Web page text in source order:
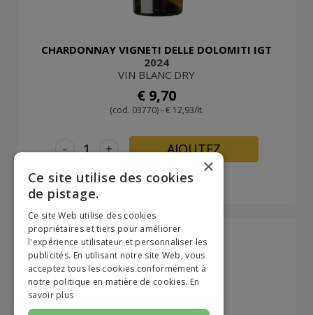
CHARDONNAY VIGNETI DELLE DOLOMITI IGT
2024
VIN BLANC DRY
€ 9,70
(cod. 03770) - € 12,93/lt.
+
- AJOUTEZ
×
Ce site utilise des cookies
de pistage.
Ce site Web utilise des cookies
propriétaires et tiers pour améliorer
l'expérience utilisateur et personnaliser les
publicités. En utilisant notre site Web, vous
acceptez tous les cookies conformément à
notre politique en matière de cookies. En
savoir plus